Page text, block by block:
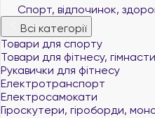
Спорт, відпочинок,
Всі категорії
Товари для спорту
Товари для фітнесу,
Рукавички для фітнесу
Електротранспорт
Електросамокати
Гіроскутери, гіроборди,